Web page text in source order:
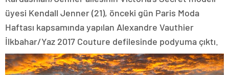
üyesi Kendall Jenner (21), önceki gün Paris Moda
Haftası kapsamında yapılan Alexandre Vauthier
İlkbahar/Yaz 2017 Couture defilesinde podyuma çıktı.